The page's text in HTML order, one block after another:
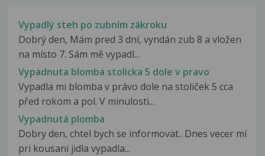
Vypadlý steh po zubním zákroku
Dobrý den, Mám pred 3 dní, vyndán zub 8 a vložen
na místo 7. Sám mě vypadl...
Vypadnuta blomba stolicka 5 dole v pravo
Vypadla mi blomba v právo dole na stoliček 5 cca
před rokom a pol. V minulosti...
Vypadnutá plomba
Dobry den, chtel bych se informovat.. Dnes vecer mi
pri kousani jidla vypadla...